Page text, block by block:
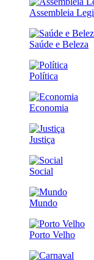
Assembleia
Saúde e Beleza
Política
Economia
Justiça
Social
Mundo
Porto Velho